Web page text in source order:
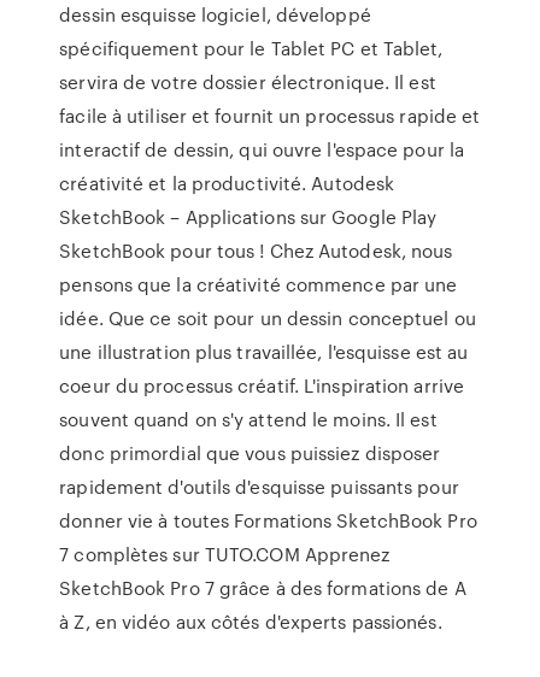
dessin esquisse logiciel, développé
spécifiquement pour le Tablet PC et Tablet,
servira de votre dossier électronique. Il est
facile à utiliser et fournit un processus rapide et
interactif de dessin, qui ouvre l'espace pour la
créativité et la productivité. Autodesk
SketchBook – Applications sur Google Play
SketchBook pour tous ! Chez Autodesk, nous
pensons que la créativité commence par une
idée. Que ce soit pour un dessin conceptuel ou
une illustration plus travaillée, l'esquisse est au
coeur du processus créatif. L'inspiration arrive
souvent quand on s'y attend le moins. Il est
donc primordial que vous puissiez disposer
rapidement d'outils d'esquisse puissants pour
donner vie à toutes Formations SketchBook Pro
7 complètes sur TUTO.COM Apprenez
SketchBook Pro 7 grâce à des formations de A
à Z, en vidéo aux côtés d'experts passionés.